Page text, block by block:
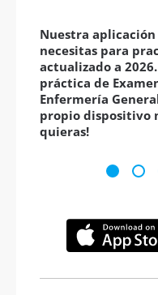
Nuestra aplicación
necesitas para
actualizado a
práctica de
Enfermería
propio dispositivo
quieras!